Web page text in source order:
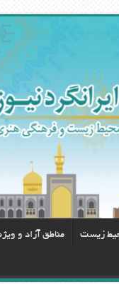
زيست مناطق آزاد و